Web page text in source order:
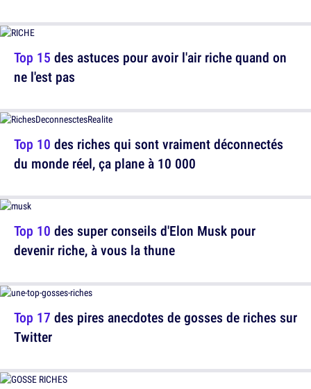
Top 10 des riches qui sont vraiment déconnectés
du monde réel, ça plane à 10 000
Top 17 des pires anecdotes de gosses de riches sur
Twitter
Top 15 des astuces pour avoir l'air riche quand on
ne l'est pas
Top 10 des super conseils d'Elon Musk pour
devenir riche, à vous la thune